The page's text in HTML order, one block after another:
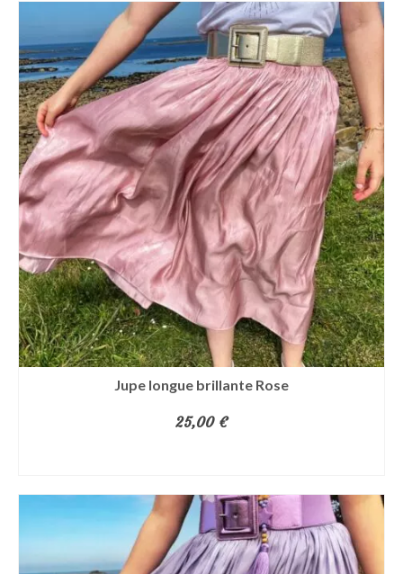
Jupe longue brillante Rose
25,00 €